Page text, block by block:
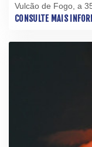
Vulcão de Fogo, a
forte erupção que
CONSULTE MAIS